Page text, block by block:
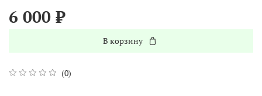
(0)
6 000 ₽
В корзину